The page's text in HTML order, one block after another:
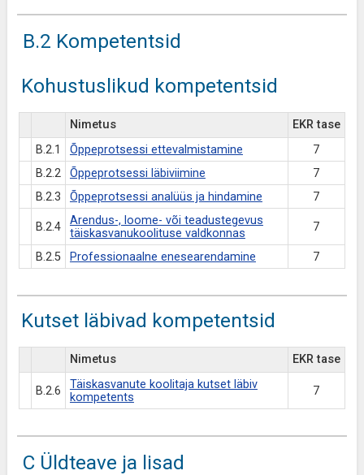
B.2 Kompetentsid
Kohustuslikud kompetentsid
Nimetus
EKR tase
B.2.1
Õppeprotsessi ettevalmistamine
7
B.2.2
Õppeprotsessi läbiviimine
7
B.2.3
Õppeprotsessi analüüs ja hindamine 7
B.2.4
Arendus-, loome- või teadustegevus
täiskasvanukoolituse valdkonnas
7
B.2.5 Professionaalne enesearendamine 7
Kutset läbivad kompetentsid
Nimetus EKR tase
B.2.6
Täiskasvanute koolitaja kutset läbiv
kompetents
7
C Üldteave ja lisad